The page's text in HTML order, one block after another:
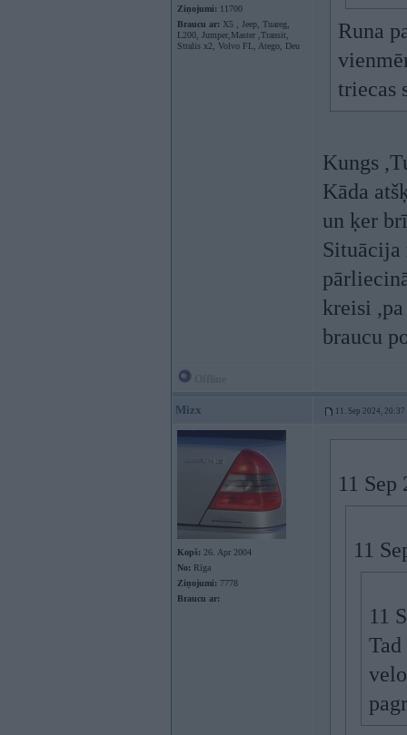
Ziņojumi: 11700
Braucu ar: X5 , Jeep, Tuareg,
L200, Jumper,Master ,Transit,
Stralis x2, Volvo FL, Atego, Deu
Runa
triecas
Kungs
Kāda
un ķer
Situācija
kreisi
braucu
Mizx 11. Sep 2024, 20:37
Kopš: 26. Apr 2004
No: Rīga
Ziņojumi: 7778
Braucu ar:
11
11
11